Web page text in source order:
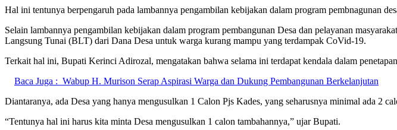
Hal ini tentunya berpengaruh pada lambannya pengambilan kebijakan dalam program pembnagunan
Selain lambannya pengambilan kebijakan dalam program pembangunan Desa dan pelayanan
Langsung Tunai (BLT) dari Dana Desa untuk warga kurang mampu yang terdampak CoVid-19.
Terkait hal ini, Bupati Kerinci Adirozal, mengatakan bahwa selama ini terdapat kendala dalam
Baca Juga : Wabup H. Murison Serap Aspirasi Warga dan Dukung Pembangunan Berkelanjutan
Diantaranya, ada Desa yang hanya mengusulkan 1 Calon Pjs Kades, yang seharusnya minimal ada 2
“Tentunya hal ini harus kita minta Desa mengusulkan 1 calon tambahannya,” ujar Bupati.